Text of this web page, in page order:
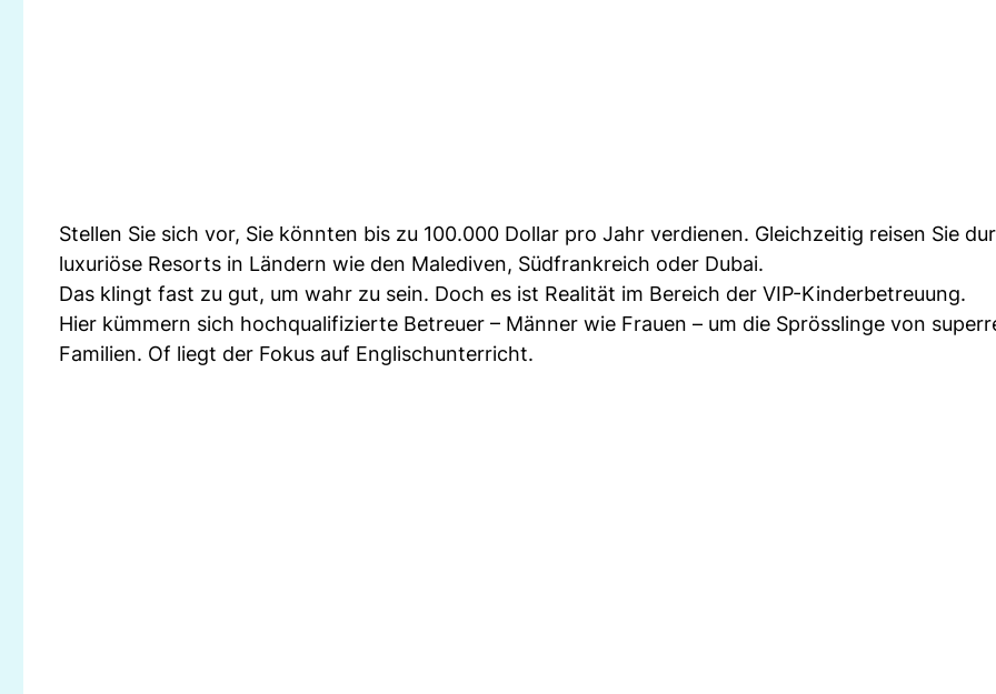
Stellen Sie sich vor, Sie könnten bis zu 100.000 Dollar pro Jahr verdienen. Gleichzeitig reisen Sie
luxuriöse Resorts in Ländern wie den Malediven, Südfrankreich oder Dubai.
Das klingt fast zu gut, um wahr zu sein. Doch es ist Realität im Bereich der VIP-Kinderbetreuung.
Hier kümmern sich hochqualifizierte Betreuer – Männer wie Frauen – um die Sprösslinge von
Familien. Of liegt der Fokus auf Englischunterricht.